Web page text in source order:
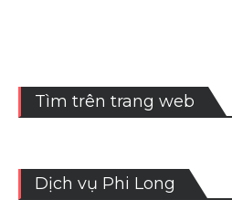
Tìm trên trang web
Dịch vụ Phi Long